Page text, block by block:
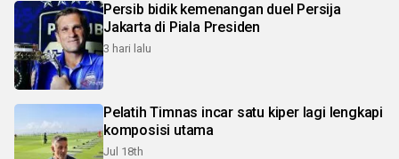
Persib bidik kemenangan duel Persija
Jakarta di Piala Presiden
3 hari lalu
Pelatih Timnas incar satu kiper lagi lengkapi
komposisi utama
Jul 18th